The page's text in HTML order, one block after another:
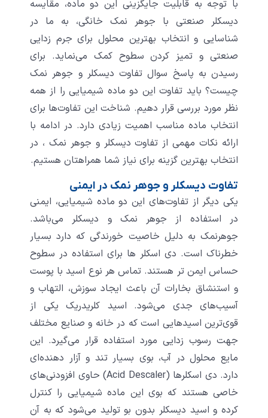
با توجه به قابلیت جایگزینی این دو ماده، مقایسه
دیسکلر صنعتی با جوهر نمک خانگی، به ما در
شناسایی و انتخاب بهترین محلول برای جرم‌ زدایی
صنعتی و تمیز کردن سطوح کمک می‌نماید. برای
رسیدن به پاسخ سوال تفاوت دیسکلر و جوهر نمک
چیست؟ باید تفاوت این دو ماده شیمیایی را از همه
نظر مورد بررسی قرار دهیم. شناخت این تفاوت‌ها برای
انتخاب ماده مناسب اهمیت زیادی دارد. در ادامه با
ارائه نکات مهمی از تفاوت دیسکلر و جوهر نمک ، در
انتخاب بهترین گزینه برای نیاز شما همراهتان هستیم.
تفاوت دیسکلر و جوهر نمک در ایمنی
یکی دیگر از تفاوت‌های این دو ماده شیمیایی، ایمنی
در استفاده از جوهر نمک و دیسکلر می‌باشد.
جوهرنمک به دلیل خاصیت خورندگی که دارد بسیار
خطرناک است. دی اسکلر ها برای استفاده در سطوح
حساس ایمن تر هستند. تماس هر نوع اسید با پوست
و استنشاق بخارات آن باعث ایجاد سوزش، التهاب و
آسیب‌های جدی می‌شود. اسید کلریدریک یکی از
قوی‌ترین اسیدهایی است که در خانه و صنایع مختلف
جهت رسوب زدایی مورد استفاده قرار می‌گیرد. این
مایع محلول در آب، بوی بسیار تند و آزار دهنده‌ای
دارد. دی اسکلرها (
Acid Descaler)
حاوی افزودنی‌های
خاصی هستند که بوی این ماده شیمیایی را کنترل
کرده و اسید دیسکلر بدون بو تولید می‌شود که به آن